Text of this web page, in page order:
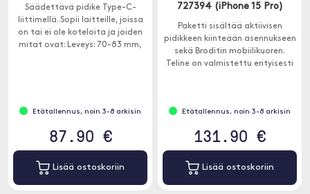
Säädettävä pidike Type-C-
liittimellä. Sopii laitteille, joissa
on tai ei ole koteloita ja joiden
mitat ovat: Leveys: 70-83 mm,
Etätallennus, noin 3-8 arkisin
87.90 €
Lisää ostoskoriin
727394 (iPhone 15 Pro)
Paketti sisältää aktiivisen
pidikkeen kiinteään asennukseen
sekä Broditin mobiilikuoren.
Teline on valmistettu erityisesti
Etätallennus, noin 3-8 arkisin
131.90 €
Lisää ostoskoriin